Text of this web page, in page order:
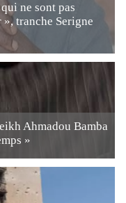
ne sont pas
tranche Serigne
Ahmadou Bamba
»